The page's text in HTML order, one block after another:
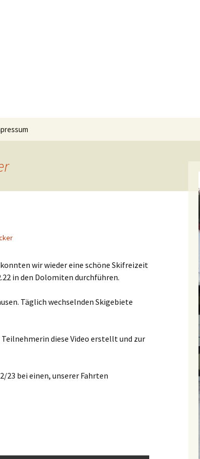
wir wieder eine schöne Skifreizeit
in den Dolomiten durchführen.
Täglich wechselnden Skigebiete
diese Video erstellt und zur
23 bei einen, unserer Fahrten